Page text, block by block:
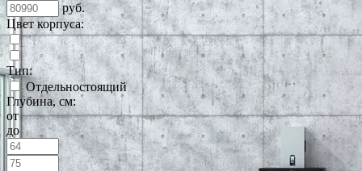
руб.
Цвет корпуса:
Тип:
Отдельностоящий
Глубина, см:
от
до